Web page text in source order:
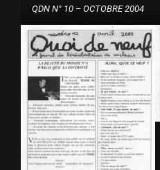
QDN N° 10 – OCTOBRE 2004